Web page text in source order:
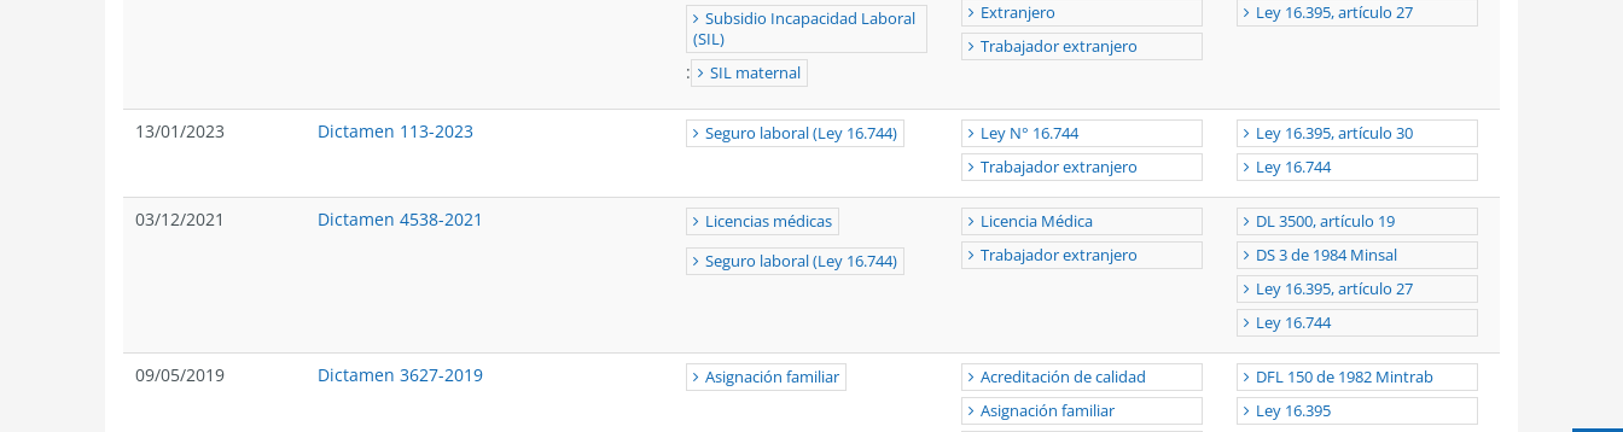
Subsidio Incapacidad Laboral
(SIL)
: SIL maternal
Extranjero
Trabajador extranjero
Ley 16.395, artículo 27
13/01/2023 Dictamen 113-2023 Seguro laboral (Ley 16.744)
Ley N° 16.744
Trabajador extranjero
Ley 16.395, artículo 30
Ley 16.744
03/12/2021 Dictamen 4538-2021
Licencias médicas
Seguro laboral (Ley 16.744)
Licencia Médica
Trabajador extranjero
DL 3500, artículo 19
DS 3 de 1984 Minsal
Ley 16.395, artículo 27
Ley 16.744
09/05/2019 Dictamen 3627-2019 Asignación familiar
Acreditación de calidad
Asignación familiar
DFL 150 de 1982 Mintrab
Ley 16.395